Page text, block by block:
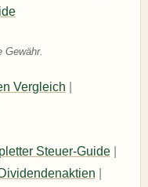
Gewähr.
Vergleich
Steuer-Guide|